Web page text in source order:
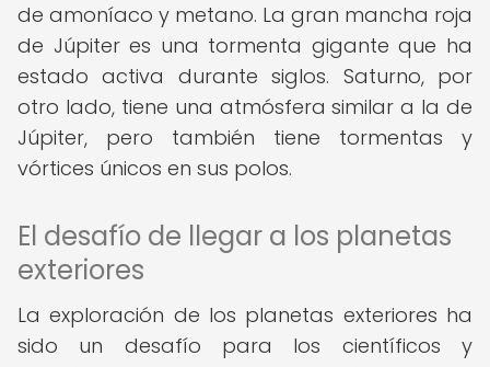
de amoníaco y metano. La gran mancha roja
de Júpiter es una tormenta gigante que ha
estado activa durante siglos. Saturno, por
otro lado, tiene una atmósfera similar a la de
Júpiter, pero también tiene tormentas y
vórtices únicos en sus polos.
El desafío de llegar a los planetas
exteriores
La exploración de los planetas exteriores ha
sido un desafío para los científicos y